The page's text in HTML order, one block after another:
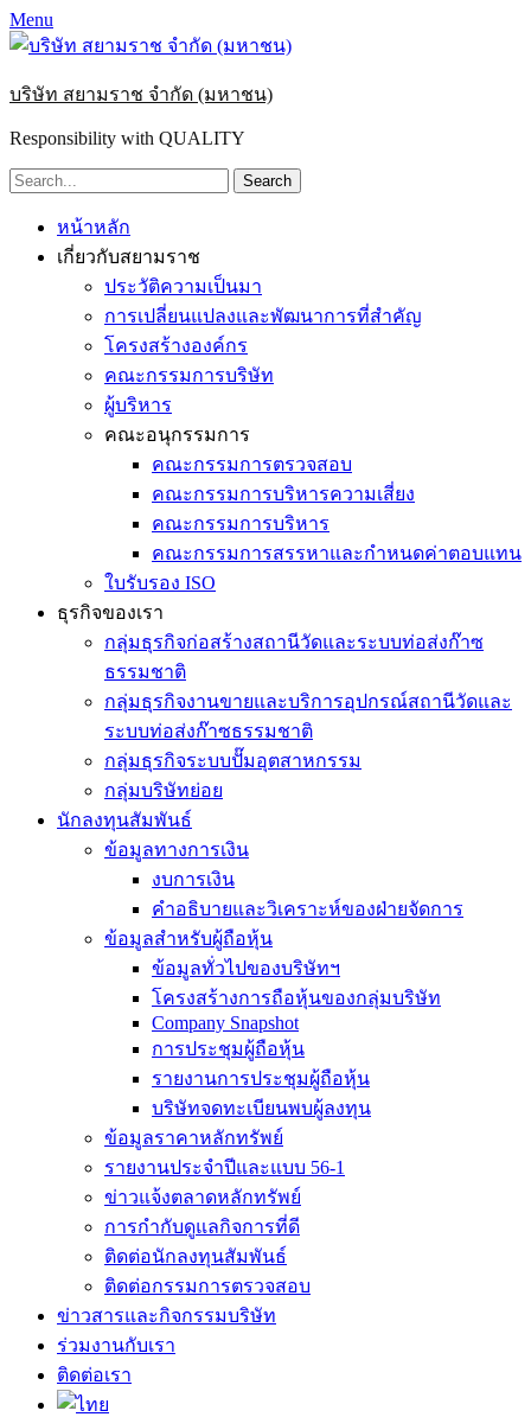
Menu
บริษัท สยามราช จำกัด (มหาชน)
Responsibility with QUALITY
Search
for:
Primary
Menu
Skip
content
หน้าหลัก
เกี่ยวกับสยามราช
ประวัติความเป็นมา
การเปลี่ยนแปลงและพัฒนาการที่สำคัญ
โครงสร้างองค์กร
คณะกรรมการบริษัท
ผู้บริหาร
คณะอนุกรรมการ
คณะกรรมการตรวจสอบ
คณะกรรมการบริหารความเสี่ยง
คณะกรรมการบริหาร
คณะกรรมการสรรหาและกำหนดค่าตอบแทน
ใบรับรอง ISO
ธุรกิจของเรา
กลุ่มธุรกิจก่อสร้างสถานีวัดและระบบท่อส่งก๊าซ
ธรรมชาติ
กลุ่มธุรกิจงานขายและบริการอุปกรณ์สถานีวัดและ
ระบบท่อส่งก๊าซธรรมชาติ
กลุ่มธุรกิจระบบปั๊มอุตสาหกรรม
กลุ่มบริษัทย่อย
นักลงทุนสัมพันธ์
ข้อมูลทางการเงิน
งบการเงิน
คำอธิบายและวิเคราะห์ของฝ่ายจัดการ
ข้อมูลสำหรับผู้ถือหุ้น
ข้อมูลทั่วไปของบริษัทฯ
โครงสร้างการถือหุ้นของกลุ่มบริษัท
Company Snapshot
การประชุมผู้ถือหุ้น
รายงานการประชุมผู้ถือหุ้น
บริษัทจดทะเบียนพบผู้ลงทุน
ข้อมูลราคาหลักทรัพย์
รายงานประจำปีและแบบ 56-1
ข่าวแจ้งตลาดหลักทรัพย์
การกำกับดูแลกิจการที่ดี
ติดต่อนักลงทุนสัมพันธ์
ติดต่อกรรมการตรวจสอบ
ข่าวสารและกิจกรรมบริษัท
ร่วมงานกับเรา
ติดต่อเรา